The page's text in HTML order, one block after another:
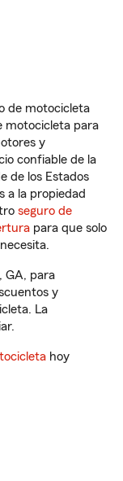
de motocicleta
motocicleta para
y
confiable de la
de los Estados
a la propiedad
seguro de
para que solo
GA, para
y
La
hoy